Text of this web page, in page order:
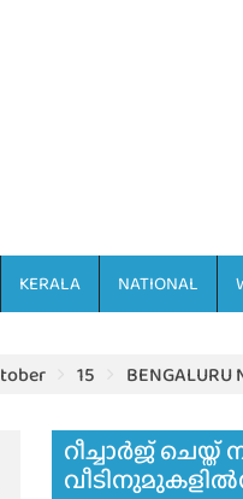
KERALA NATIONAL
15 BENGALURU
റീച്ചാർജ്